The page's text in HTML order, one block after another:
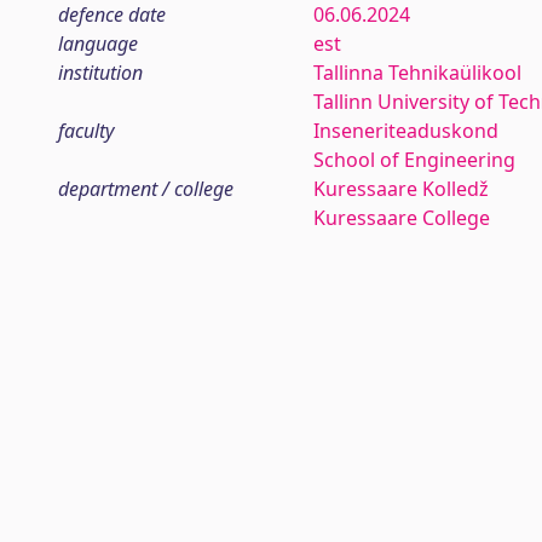
defence date
06.06.2024
language
est
institution
Tallinna Tehnikaülikool
Tallinn University of
faculty
Inseneriteaduskond
School of Engineering
department / college
Kuressaare Kolledž
Kuressaare College